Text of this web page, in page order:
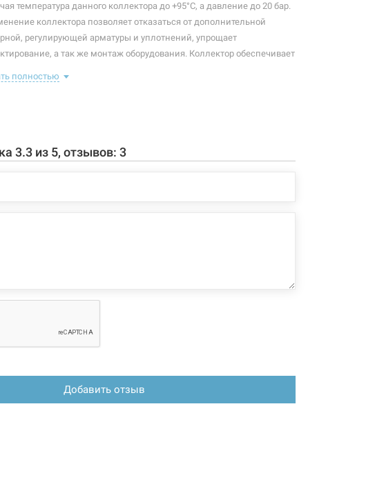
Нет в наличии 1081 грн Нет в наличии
температура данного коллектора до +95°С, а давление до 20 бар.
коллектора позволяет отказаться от дополнительной
регулирующей арматуры и уплотнений, упрощает
а так же монтаж оборудования. Коллектор обеспечивает
коллектор комплектуется вентилями.
полностью
3.3 из 5, отзывов: 3
Добавить отзыв